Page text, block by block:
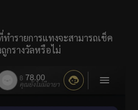
ำรายการแทงจะสามารถเช็ค
กรางวัลหรือไม่